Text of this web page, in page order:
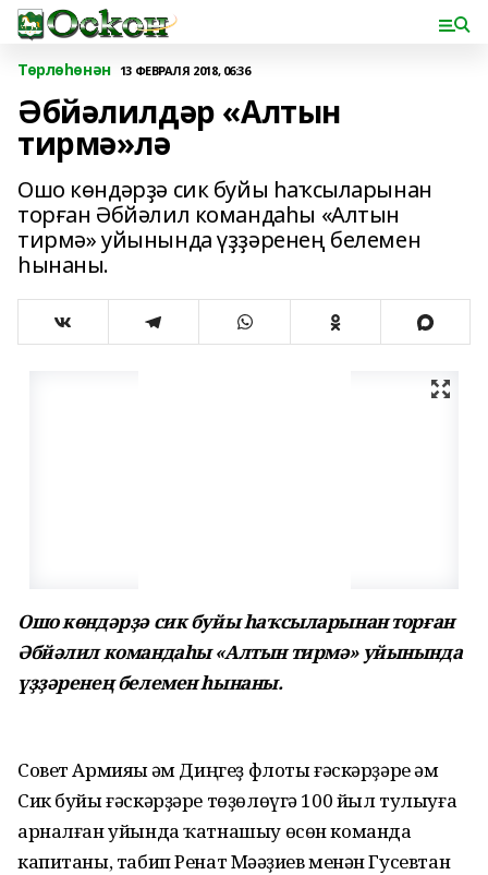
Төрлөһөнән 13 ФЕВРАЛЯ 2018, 06:36
Әбйәлилдәр «Алтын
тирмә»лә
Ошо көндәрҙә сик буйы һаҡсыларынан
торған Әбйәлил командаһы «Алтын
тирмә» уйынында үҙҙәренең белемен
һынаны.
Ошо көндәрҙә сик буйы һаҡсыларынан торған
Әбйәлил командаһы «Алтын тирмә» уйынында
үҙҙәренең белемен һынаны.
Совет Армияһы һәм Диңгеҙ флоты ғәскәрҙәре һәм
Сик буйы ғәскәрҙәре төҙөлөүгә 100 йыл тулыуға
арналған уйында ҡатнашыу өсөн команда
капитаны, табип Ренат Мәһәҙиев менән Гусевтан